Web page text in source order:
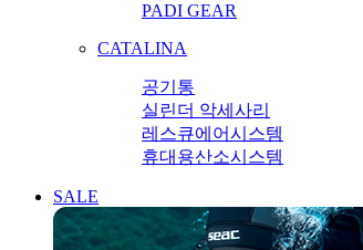
PADI GEAR
CATALINA
공기통
실린더 악세사리
레스큐에어시스템
휴대용산소시스템
SALE